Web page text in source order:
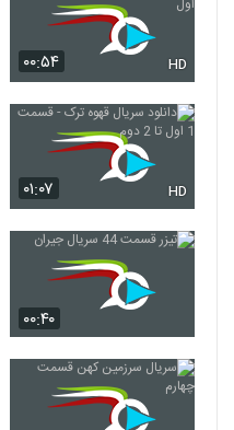
۰۰:۵۴ HD
۰۱:۰۷ HD
۰۰:۴۰